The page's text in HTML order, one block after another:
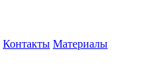
Контакты Материалы